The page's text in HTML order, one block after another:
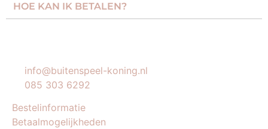
HOE KAN IK BETALEN?
info@buitenspeel-koning.nl
085 303 6292
Bestelinformatie
Betaalmogelijkheden